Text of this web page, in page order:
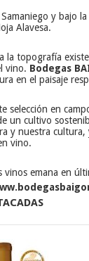
y bajo la
Alavesa.
la topografía
vino. Bodegas
en el paisaje
selección en
un cultivo
y nuestra
vino.
vinos emana en